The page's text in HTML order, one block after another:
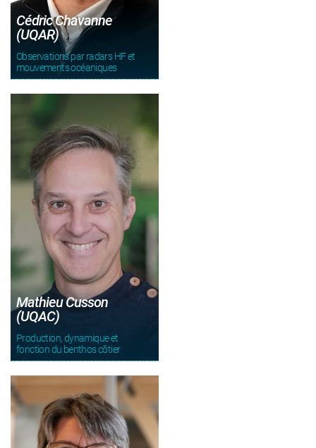
Cédric Chavanne
(UQAR)
Observations par radars HF et
mouvements océaniques
Mathieu Cusson
(UQAC)
Production, dynamique et
fonction du benthos côtier